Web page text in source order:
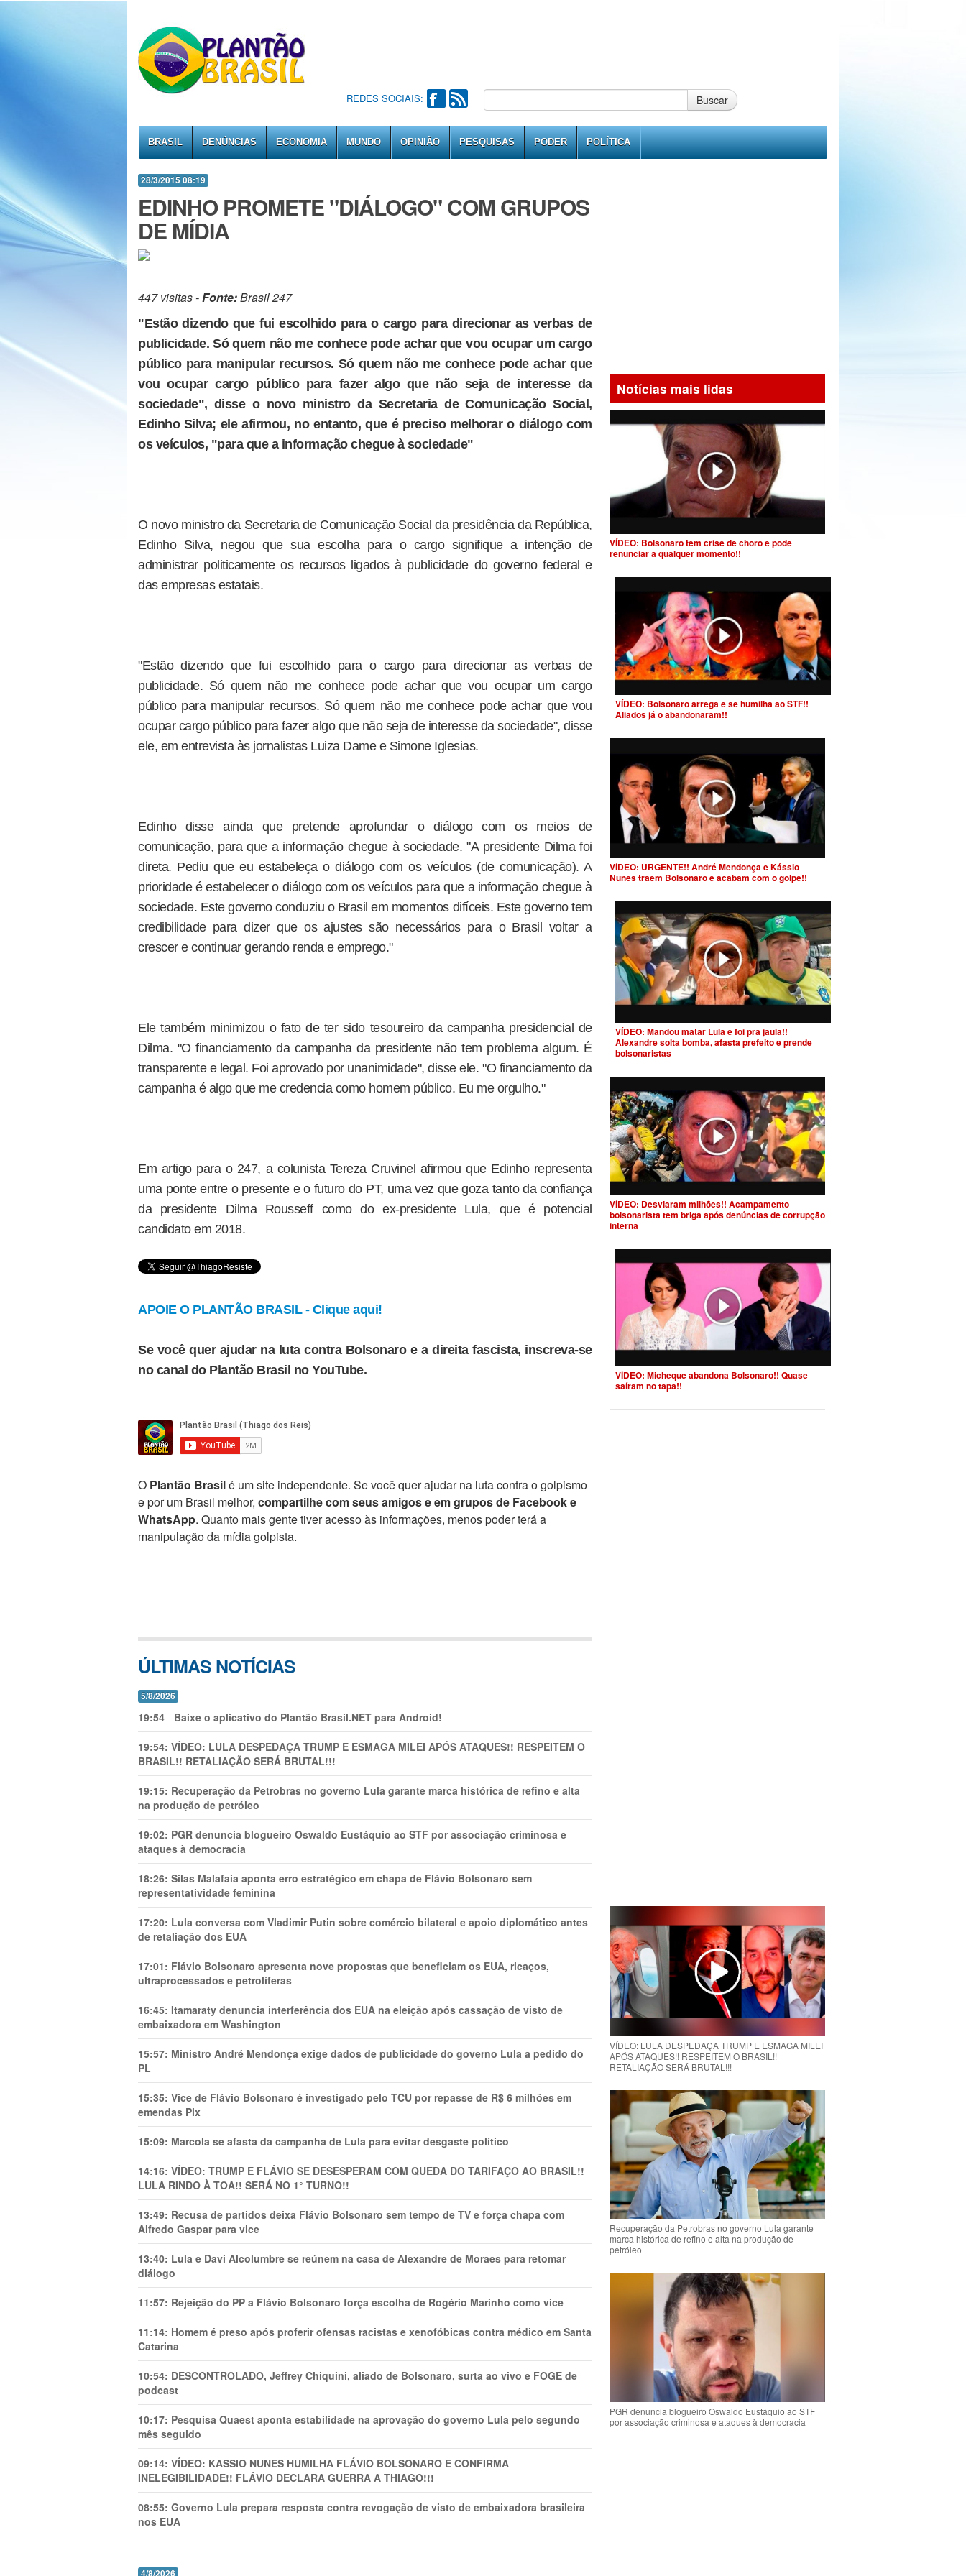
REDES SOCIAIS: Buscar
BRASIL DENÚNCIAS ECONOMIA MUNDO OPINIÃO PESQUISAS PODER POLÍTICA
28/3/2015 08:19
EDINHO PROMETE "DIÁLOGO" COM GRUPOS
DE MÍDIA
447 visitas -Fonte:Brasil 247
"Estão dizendo que fui escolhido para o cargo para direcionar as verbas de
publicidade. Só quem não me conhece pode achar que vou ocupar um cargo
público para manipular recursos. Só quem não me conhece pode achar que
vou ocupar cargo público para fazer algo que não seja de interesse da
sociedade", disse o novo ministro da Secretaria de Comunicação Social,
Edinho Silva; ele afirmou, no entanto, que é preciso melhorar o diálogo com
os veículos, "para que a informação chegue à sociedade"
O novo ministro da Secretaria de Comunicação Social da presidência da República,
Edinho Silva, negou que sua escolha para o cargo signifique a intenção de
administrar politicamente os recursos ligados à publicidade do governo federal e
das empresas estatais.
"Estão dizendo que fui escolhido para o cargo para direcionar as verbas de
publicidade. Só quem não me conhece pode achar que vou ocupar um cargo
público para manipular recursos. Só quem não me conhece pode achar que vou
ocupar cargo público para fazer algo que não seja de interesse da sociedade", disse
ele, em entrevista às jornalistas Luiza Dame e Simone Iglesias.
Edinho disse ainda que pretende aprofundar o diálogo com os meios de
comunicação, para que a informação chegue à sociedade. "A presidente Dilma foi
direta. Pediu que eu estabeleça o diálogo com os veículos (de comunicação). A
prioridade é estabelecer o diálogo com os veículos para que a informação chegue à
sociedade. Este governo conduziu o Brasil em momentos difíceis. Este governo tem
credibilidade para dizer que os ajustes são necessários para o Brasil voltar a
crescer e continuar gerando renda e emprego."
Ele também minimizou o fato de ter sido tesoureiro da campanha presidencial de
Dilma. "O financiamento da campanha da presidente não tem problema algum. É
transparente e legal. Foi aprovado por unanimidade", disse ele. "O financiamento da
campanha é algo que me credencia como homem público. Eu me orgulho."
Em artigo para o 247, a colunista Tereza Cruvinel afirmou que Edinho representa
uma ponte entre o presente e o futuro do PT, uma vez que goza tanto da confiança
da presidente Dilma Rousseff como do ex-presidente Lula, que é potencial
candidato em 2018.
APOIE O PLANTÃO BRASIL - Clique aqui!
Se você quer ajudar na luta contra Bolsonaro e a direita fascista, inscreva-se
no canal do Plantão Brasil no YouTube.
O Plantão Brasilé um site independente. Se você quer ajudar na luta contra o golpismo
e por um Brasil melhor, compartilhe com seus amigos e em grupos de Facebook e
WhatsApp. Quanto mais gente tiver acesso às informações, menos poder terá a
manipulação da mídia golpista.
ÚLTIMAS NOTÍCIAS
5/8/2026
19:54 - Baixe o aplicativo do Plantão Brasil.NET para Android!
19:54: VÍDEO: LULA DESPEDAÇA TRUMP E ESMAGA MILEI APÓS ATAQUES!! RESPEITEM O
BRASIL!! RETALIAÇÃO SERÁ BRUTAL!!!
19:15: Recuperação da Petrobras no governo Lula garante marca histórica de refino e alta
na produção de petróleo
19:02: PGR denuncia blogueiro Oswaldo Eustáquio ao STF por associação criminosa e
ataques à democracia
18:26: Silas Malafaia aponta erro estratégico em chapa de Flávio Bolsonaro sem
representatividade feminina
17:20: Lula conversa com Vladimir Putin sobre comércio bilateral e apoio diplomático antes
de retaliação dos EUA
17:01: Flávio Bolsonaro apresenta nove propostas que beneficiam os EUA, ricaços,
ultraprocessados e petrolíferas
16:45: Itamaraty denuncia interferência dos EUA na eleição após cassação de visto de
embaixadora em Washington
15:57: Ministro André Mendonça exige dados de publicidade do governo Lula a pedido do
PL
15:35: Vice de Flávio Bolsonaro é investigado pelo TCU por repasse de R$ 6 milhões em
emendas Pix
15:09: Marcola se afasta da campanha de Lula para evitar desgaste político
14:16: VÍDEO: TRUMP E FLÁVIO SE DESESPERAM COM QUEDA DO TARIFAÇO AO BRASIL!!
LULA RINDO À TOA!! SERÁ NO 1° TURNO!!
13:49: Recusa de partidos deixa Flávio Bolsonaro sem tempo de TV e força chapa com
Alfredo Gaspar para vice
13:40: Lula e Davi Alcolumbre se reúnem na casa de Alexandre de Moraes para retomar
diálogo
11:57: Rejeição do PP a Flávio Bolsonaro força escolha de Rogério Marinho como vice
11:14: Homem é preso após proferir ofensas racistas e xenofóbicas contra médico em Santa
Catarina
10:54: DESCONTROLADO, Jeffrey Chiquini, aliado de Bolsonaro, surta ao vivo e FOGE de
podcast
10:17: Pesquisa Quaest aponta estabilidade na aprovação do governo Lula pelo segundo
mês seguido
09:14: VÍDEO: KASSIO NUNES HUMlLHA FLÁVIO BOLSONARO E CONFIRMA
INELEGIBILIDADE!! FLÁVIO DECLARA GUERRA A THIAGO!!!
08:55: Governo Lula prepara resposta contra revogação de visto de embaixadora brasileira
nos EUA
4/8/2026
Notícias mais lidas
VÍDEO: Bolsonaro tem crise de choro e pode
renunciar a qualquer momento!!
VÍDEO: Bolsonaro arrega e se humilha ao STF!!
Aliados já o abandonaram!!
VÍDEO: URGENTE!! André Mendonça e Kássio
Nunes traem Bolsonaro e acabam com o golpe!!
VÍDEO: Mandou matar Lula e foi pra jaula!!
Alexandre solta bomba, afasta prefeito e prende
bolsonaristas
VÍDEO: Desviaram milhões!! Acampamento
bolsonarista tem briga após denúncias de corrupção
interna
VÍDEO: Micheque abandona Bolsonaro!! Quase
saíram no tapa!!
VÍDEO: LULA DESPEDAÇA TRUMP E ESMAGA MILEI
APÓS ATAQUES!! RESPEITEM O BRASIL!!
RETALIAÇÃO SERÁ BRUTAL!!!
Recuperação da Petrobras no governo Lula garante
marca histórica de refino e alta na produção de
petróleo
PGR denuncia blogueiro Oswaldo Eustáquio ao STF
por associação criminosa e ataques à democracia